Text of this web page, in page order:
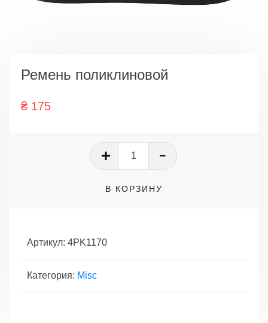
Ремень поликлиновой
₴ 175
Количество
товара
поликлиновой
В КОРЗИНУ
Артикул: 4PK1170
Категория: Misc